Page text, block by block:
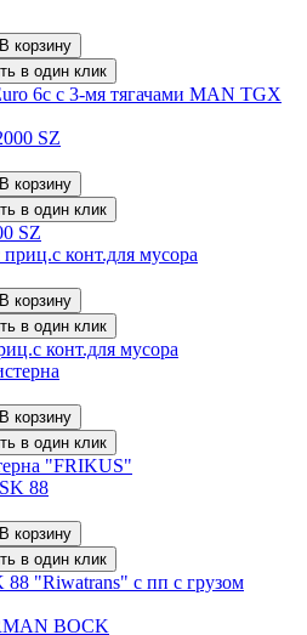
В корзину
в один клик
6c с 3-мя тягачами MAN TGX
В корзину
в один клик
SZ
В корзину
в один клик
конт.для мусора
В корзину
в один клик
"FRIKUS"
В корзину
в один клик
88 "Riwatrans" с пп с грузом